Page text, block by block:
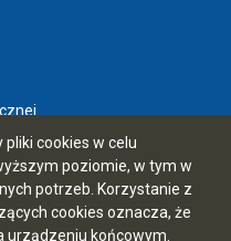
cookies w celu
poziomie, w tym w
potrzeb. Korzystanie z
cookies oznacza, że
końcowym.